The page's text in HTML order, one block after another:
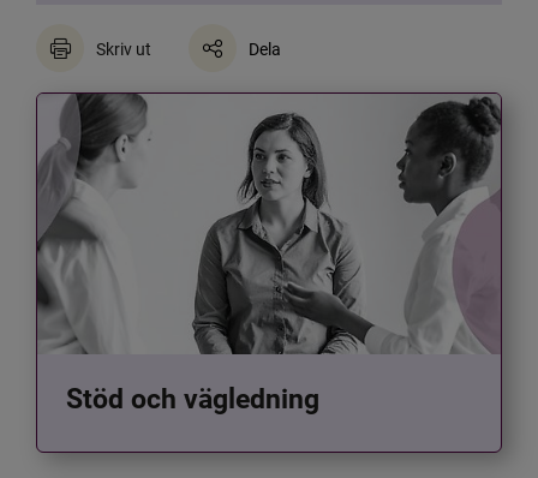
Skriv ut Dela
Stöd och vägledning